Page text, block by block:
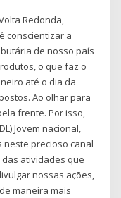
Redonda,
conscientizar a
de nosso país
o que faz o
até o dia da
Ao olhar para
frente. Por isso,
Jovem nacional,
neste precioso canal
atividades que
nossas ações,
maneira mais